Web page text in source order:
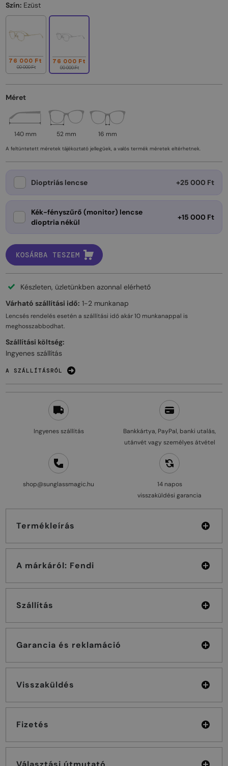
Ingyenes szállítás
Bankkártya, PayPal, banki utalás,
utánvét vagy személyes átvétel
shop@sunglassmagic.hu
14 napos
visszaküldési garancia
Termékleírás
A márkáról: Fendi
Szállítás
Garancia és reklamáció
Visszaküldés
Fizetés
Szín: Ezüst
76 000 Ft
90 000 Ft
76 000 Ft
90 000 Ft
Méret
140 mm 52 mm 16 mm
A feltüntetett méretek tájékoztató jellegűek, a valós termék méretek eltérhetnek.
Dioptriás lencse +25 000 Ft
Kék-fényszűrő (monitor) lencse
dioptria nékül
+15 000 Ft
KOSÁRBA TESZEM
Készleten, üzletünkben azonnal elérhető
Várható szállítási idő: 1-2 munkanap
Lencsés rendelés esetén a szállítási idő akár10 munkanappal is
meghosszabbodhat.
Szállítási költség:
Ingyenes szállítás
A SZÁLLÍTÁSRÓL